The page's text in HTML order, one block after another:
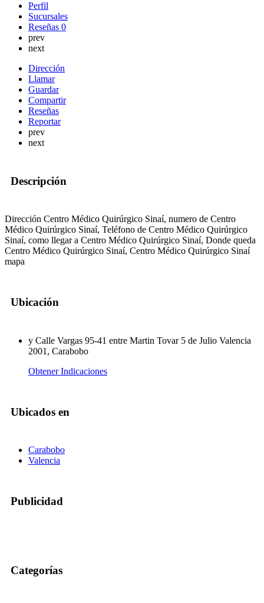
Perfil
Sucursales
Reseñas 0
prev
next
Dirección
Llamar
Guardar
Compartir
Reseñas
Reportar
prev
next
Descripción
Dirección Centro Médico Quirúrgico Sinaí, numero de Centro
Médico Quirúrgico Sinaí, Teléfono de Centro Médico Quirúrgico
Sinaí, como llegar a Centro Médico Quirúrgico Sinaí, Donde queda
Centro Médico Quirúrgico Sinaí, Centro Médico Quirúrgico Sinaí
mapa
Ubicación
y Calle Vargas 95-41 entre Martin Tovar 5 de Julio Valencia
2001, Carabobo
Obtener Indicaciones
Ubicados en
Carabobo
Valencia
Publicidad
Categorías